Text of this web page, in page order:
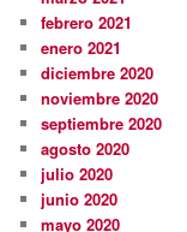
febrero 2021
enero 2021
diciembre 2020
noviembre 2020
septiembre 2020
agosto 2020
julio 2020
junio 2020
mayo 2020